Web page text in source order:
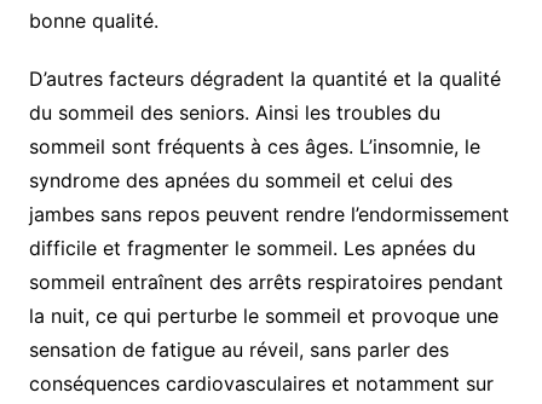
bonne qualité.
D’autres facteurs dégradent la quantité et la qualité
du sommeil des seniors. Ainsi les troubles du
sommeil sont fréquents à ces âges. L’insomnie, le
syndrome des apnées du sommeil et celui des
jambes sans repos peuvent rendre l’endormissement
difficile et fragmenter le sommeil. Les apnées du
sommeil entraînent des arrêts respiratoires pendant
la nuit, ce qui perturbe le sommeil et provoque une
sensation de fatigue au réveil, sans parler des
conséquences cardiovasculaires et notamment sur